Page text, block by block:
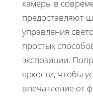
камеры в
предоставляют
управления
простых
экспозиции.
яркости, чтобы
впечатление от